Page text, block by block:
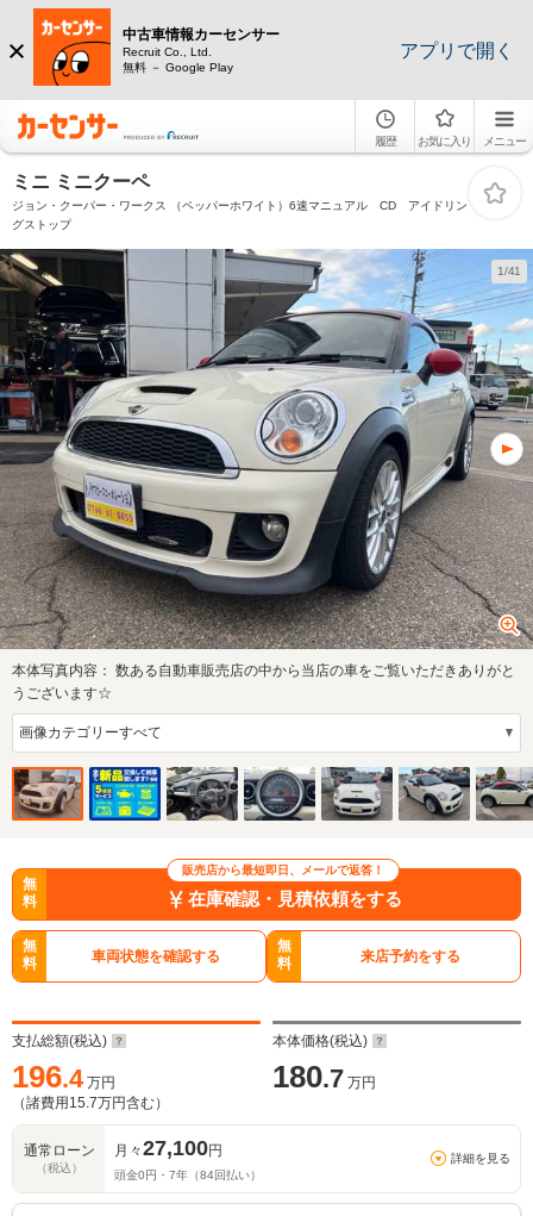
中古車情報カーセンサー
Recruit Co., Ltd.
無料 － Google Play
アプリで開く
履歴 お気に入り メニュー
ミニ ミニクーペ
ジョン・クーパー・ワークス （ペッパーホワイト）6速マニュアル CD アイドリン
グストップ
1/41
本体写真内容： 数ある自動車販売店の中から当店の車をご覧いただきありがと
うございます☆
販売店から最短即日、メールで返答！
無
料
在庫確認・見積依頼をする
無
料
車両状態を確認する
無
料
来店予約をする
支払総額(税込)
196.4万円
（諸費用 15.7万円含む）
本体価格(税込)
180.7 万円
通常ローン
（税込）
月々27,100円
頭金0円・ 7年（84回払い）
詳細を見る